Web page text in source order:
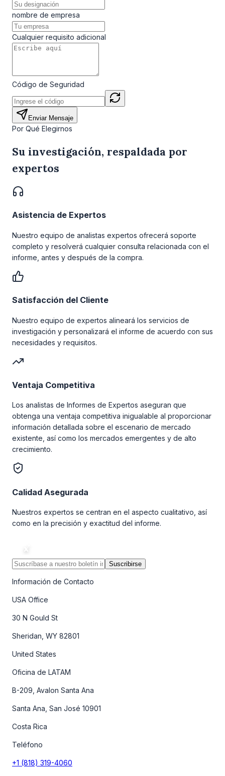
nombre de empresa
Cualquier requisito adicional
Código de Seguridad
Enviar Mensaje
Por Qué Elegirnos
Su investigación, respaldada por
expertos
Asistencia de Expertos
Nuestro equipo de analistas expertos ofrecerá soporte
completo y resolverá cualquier consulta relacionada con el
informe, antes y después de la compra.
Satisfacción del Cliente
Nuestro equipo de expertos alineará los servicios de
investigación y personalizará el informe de acuerdo con sus
necesidades y requisitos.
Ventaja Competitiva
Los analistas de Informes de Expertos aseguran que
obtenga una ventaja competitiva inigualable al proporcionar
información detallada sobre el escenario de mercado
existente, así como los mercados emergentes y de alto
crecimiento.
Calidad Asegurada
Nuestros expertos se centran en el aspecto cualitativo, así
como en la precisión y exactitud del informe.
Suscribirse
Información de Contacto
USA Office
30 N Gould St
Sheridan, WY 82801
United States
Oficina de LATAM
B-209, Avalon Santa Ana
Santa Ana, San José 10901
Costa Rica
Teléfono
+1 (818) 319-4060